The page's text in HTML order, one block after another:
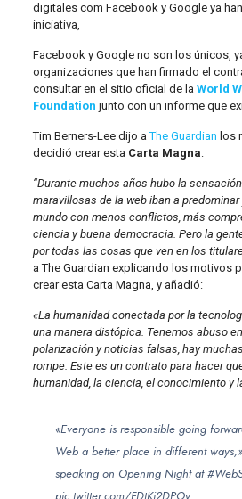
digitales com Facebook y Google ya
iniciativa,
Facebook y Google no son los únicos,
organizaciones que han firmado el
consultar en el sitio oficial de la World
Foundation junto con un informe que
Tim Berners-Lee dijo aThe Guardian los
decidió crear esta Carta Magna:
“Durante muchos años hubo la
maravillosas de la web iban a
mundo con menos conflictos, más
ciencia y buena democracia. Pero la
por todas las cosas que ven en los
a The Guardian explicando los motivos
crear esta Carta Magna, y añadió:
«La humanidad conectada por la
una manera distópica. Tenemos abuso
polarización y noticias falsas, hay
rompe. Este es un contrato para hacer
humanidad, la ciencia, el conocimiento y
«Everyone is responsible going
Web a better place in different
speaking on Opening Night at